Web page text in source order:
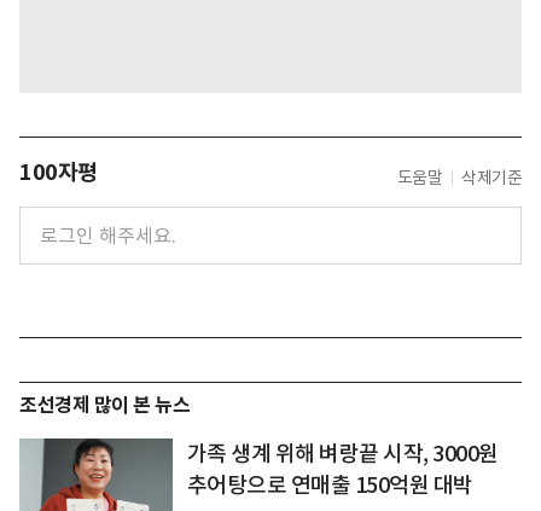
100자평 도움말 삭제기준
조선경제 많이 본 뉴스
가족 생계 위해 벼랑끝 시작, 3000원
추어탕으로 연매출 150억원 대박